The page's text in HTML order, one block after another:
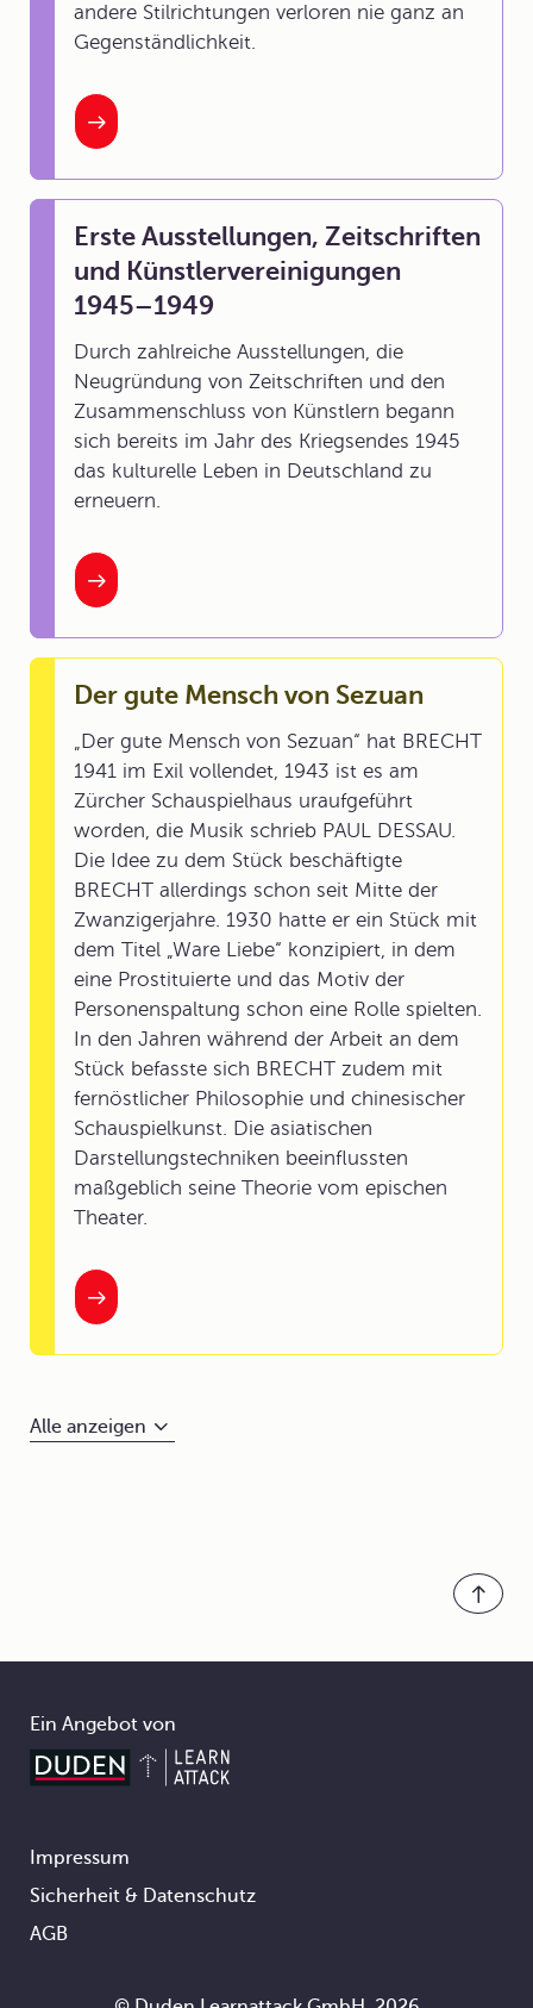
andere Stilrichtungen verloren nie ganz an
Gegenständlichkeit.
Erste Ausstellungen, Zeitschriften
und Künstlervereinigungen
1945–1949
Durch zahlreiche Ausstellungen, die
Neugründung von Zeitschriften und den
Zusammenschluss von Künstlern begann
sich bereits im Jahr des Kriegsendes 1945
das kulturelle Leben in Deutschland zu
erneuern.
Der gute Mensch von Sezuan
„Der gute Mensch von Sezuan“ hat BRECHT
1941 im Exil vollendet, 1943 ist es am
Zürcher Schauspielhaus uraufgeführt
worden, die Musik schrieb PAUL DESSAU.
Die Idee zu dem Stück beschäftigte
BRECHT allerdings schon seit Mitte der
Zwanzigerjahre. 1930 hatte er ein Stück mit
dem Titel „Ware Liebe“ konzipiert, in dem
eine Prostituierte und das Motiv der
Personenspaltung schon eine Rolle spielten.
In den Jahren während der Arbeit an dem
Stück befasste sich BRECHT zudem mit
fernöstlicher Philosophie und chinesischer
Schauspielkunst. Die asiatischen
Darstellungstechniken beeinflussten
maßgeblich seine Theorie vom epischen
Theater.
Alle anzeigen
Ein Angebot von
Footer
Impressum
Sicherheit & Datenschutz
AGB